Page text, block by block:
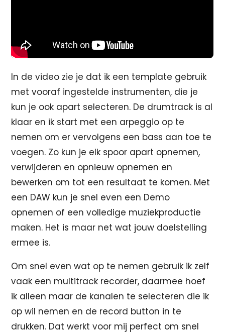
In de video zie je dat ik een template gebruik
met vooraf ingestelde instrumenten, die je
kun je ook apart selecteren. De drumtrack is al
klaar en ik start met een arpeggio op te
nemen om er vervolgens een bass aan toe te
voegen. Zo kun je elk spoor apart opnemen,
verwijderen en opnieuw opnemen en
bewerken om tot een resultaat te komen. Met
een DAW kun je snel even een Demo
opnemen of een volledige muziekproductie
maken. Het is maar net wat jouw doelstelling
ermee is.
Om snel even wat op te nemen gebruik ik zelf
vaak een multitrack recorder, daarmee hoef
ik alleen maar de kanalen te selecteren die ik
op wil nemen en de record button in te
drukken. Dat werkt voor mij perfect om snel